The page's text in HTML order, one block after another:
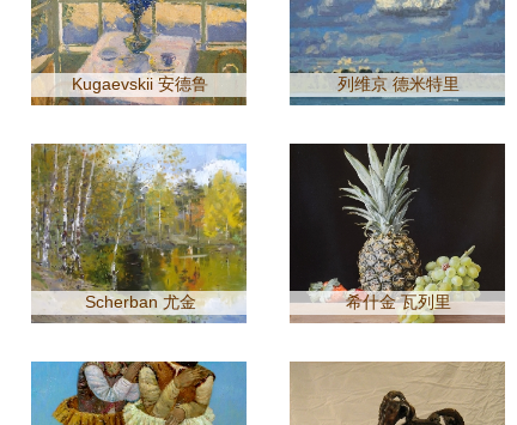
Kugaevskii 安德鲁 列维京 德米特里
Scherban 尤金 希什金 瓦列里